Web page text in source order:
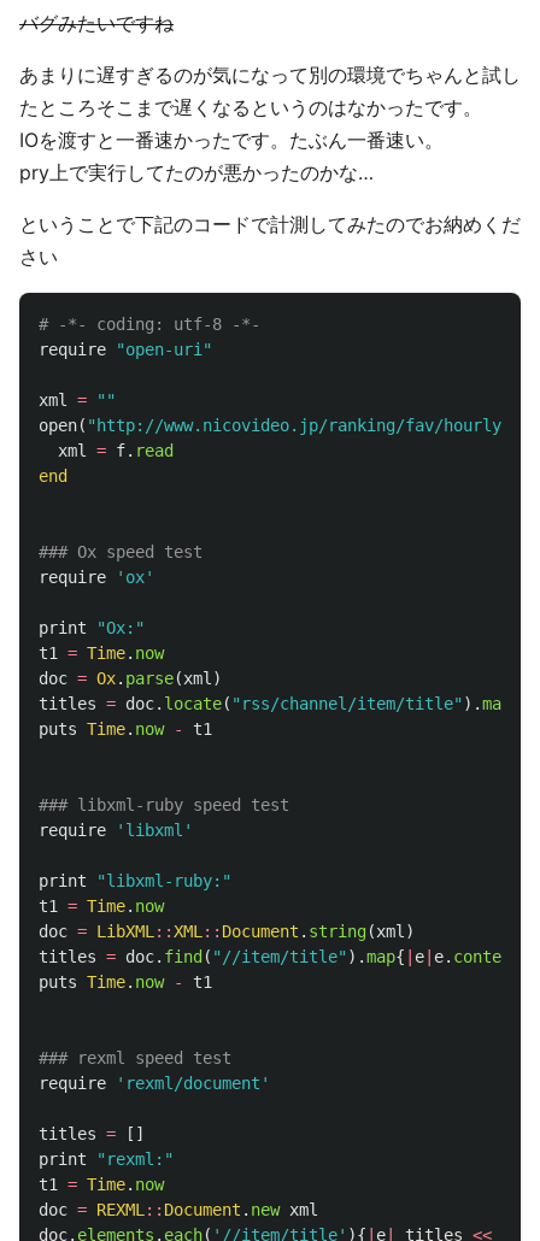
バグみたいですね
あまりに遅すぎるのが気になって別の環境でちゃんと試し
たところそこまで遅くなるというのはなかったです。
IOを渡すと一番速かったです。たぶん一番速い。
pry上で実行してたのが悪かったのかな…
ということで下記のコードで計測してみたのでお納めくだ
さい
# -*- coding: utf-8 -*-
require
"open-uri"
xml =
""
open( "http://www.nicovideo.jp/ranking/fav/hourly/
xml
= f. read
end
### Ox speed test
require
'ox'
print
"Ox:"
t1
= Time. now
doc = Ox. parse(xml )
titles = doc. locate( "rss/channel/item/title" ).map
puts Time. now - t1
### libxml-ruby speed test
require
'libxml'
print
"libxml-ruby:"
t1
= Time. now
doc = LibXML ::XML :: Document . string(xml )
titles = doc. find ( "//item/title" ).map{ e e. content
puts Time. now - t1
### rexml speed test
require
'rexml/document'
titles =
[]
print
"rexml:"
t1
= Time. now
doc = REXML :: Document . new xml
doc. elements . each( '//item/title' ){ e titles <<